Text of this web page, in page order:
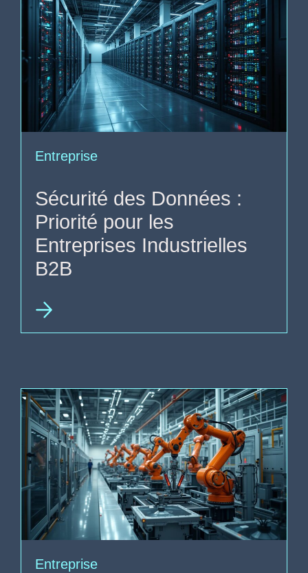
Entreprise
Sécurité des Données :
Priorité pour les
Entreprises Industrielles
B2B
Entreprise